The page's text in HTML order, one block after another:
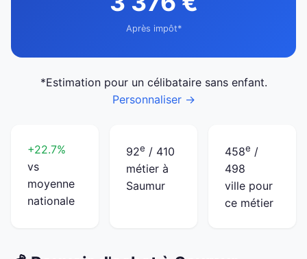
Après impôt*
*Estimation pour un célibataire sans enfant.
Personnaliser →
+22.7%
vs
moyenne
nationale
92e / 410
métier à
Saumur
458e /
498
ville pour
ce métier